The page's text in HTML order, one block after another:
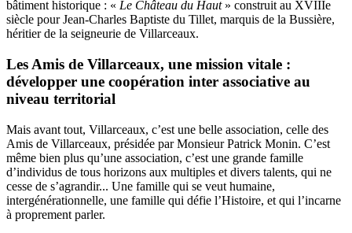
bâtiment historique : « Le Château du Haut» construit au XVIIIe
siècle pour Jean-Charles Baptiste du Tillet, marquis de la Bussière,
héritier de la seigneurie de Villarceaux.
Les Amis de Villarceaux, une mission vitale :
développer une coopération inter associative au
niveau territorial
Mais avant tout, Villarceaux, c’est une belle association, celle des
Amis de Villarceaux, présidée par Monsieur Patrick Monin. C’est
même bien plus qu’une association, c’est une grande famille
d’individus de tous horizons aux multiples et divers talents, qui ne
cesse de s’agrandir... Une famille qui se veut humaine,
intergénérationnelle, une famille qui défie l’Histoire, et qui l’incarne
à proprement parler.